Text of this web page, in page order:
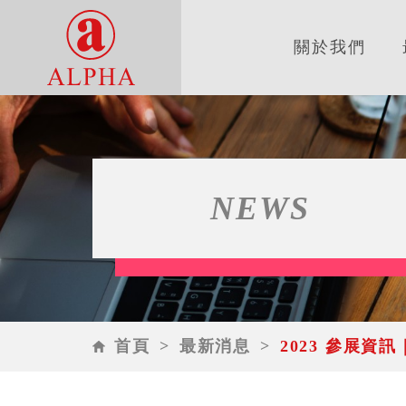
關於我們
NEWS
首頁 > 最新消息 > 2023 參展資訊